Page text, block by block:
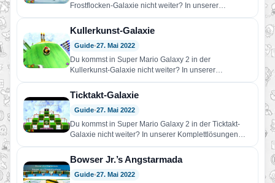
Frostflocken-Galaxie nicht weiter? In unserer
Komplettlösungen findest du Hilfe!…
Kullerkunst-Galaxie
Guide•27. Mai 2022
Du kommst in Super Mario Galaxy 2 in der
Kullerkunst-Galaxie nicht weiter? In unserer
Komplettlösungen findest du Hilfe!…
Ticktakt-Galaxie
Guide•27. Mai 2022
Du kommst in Super Mario Galaxy 2 in der Ticktakt-
Galaxie nicht weiter? In unserer Komplettlösungen
findest du Hilfe!…
Bowser Jr.’s Angstarmada
Guide•27. Mai 2022